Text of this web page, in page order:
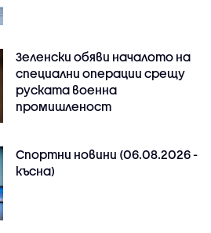
Зеленски обяви началото на
специални операции срещу
руската военна
промишленост
Спортни новини (06.08.2026 -
късна)